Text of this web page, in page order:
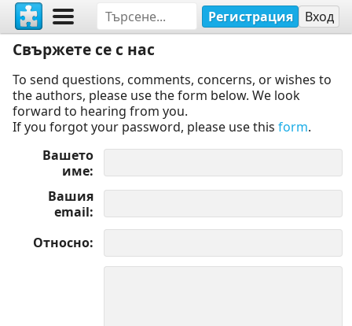
Регистрация Вход
Свържете се с нас
To send questions, comments, concerns, or wishes to
the authors, please use the form below. We look
forward to hearing from you.
If you forgot your password, please use this form.
Вашето
име
Вашия
email
Относно